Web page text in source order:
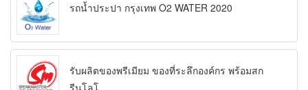
รถน้ำประปา กรุงเทพ O2 WATER 2020
รับผลิตของพรีเมียม ของที่ระลึกองค์กร พร้อมสก